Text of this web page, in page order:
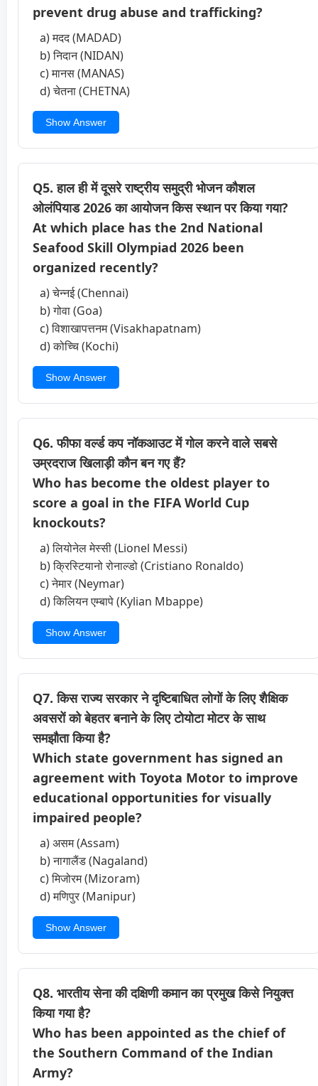
prevent drug abuse and trafficking?
a) मदद (MADAD)
b) निदान (NIDAN)
c) मानस (MANAS)
d) चेतना (CHETNA)
Show Answer
Q5. हाल ही में दूसरे राष्ट्रीय समुद्री भोजन कौशल
ओलंपियाड 2026 का आयोजन किस स्थान पर किया गया?
At which place has the 2nd National
Seafood Skill Olympiad 2026 been
organized recently?
a) चेन्नई (Chennai)
b) गोवा (Goa)
c) विशाखापत्तनम (Visakhapatnam)
d) कोच्चि (Kochi)
Show Answer
Q6. फीफा वर्ल्ड कप नॉकआउट में गोल करने वाले सबसे
उम्रदराज खिलाड़ी कौन बन गए हैं?
Who has become the oldest player to
score a goal in the FIFA World Cup
knockouts?
a) लियोनेल मेस्सी (Lionel Messi)
b) क्रिस्टियानो रोनाल्डो (Cristiano Ronaldo)
c) नेमार (Neymar)
d) किलियन एम्बापे (Kylian Mbappe)
Show Answer
Q7. किस राज्य सरकार ने दृष्टिबाधित लोगों के लिए शैक्षिक
अवसरों को बेहतर बनाने के लिए टोयोटा मोटर के साथ
समझौता किया है?
Which state government has signed an
agreement with Toyota Motor to improve
educational opportunities for visually
impaired people?
a) असम (Assam)
b) नागालैंड (Nagaland)
c) मिजोरम (Mizoram)
d) मणिपुर (Manipur)
Show Answer
Q8. भारतीय सेना की दक्षिणी कमान का प्रमुख किसे नियुक्त
किया गया है?
Who has been appointed as the chief of
the Southern Command of the Indian
Army?